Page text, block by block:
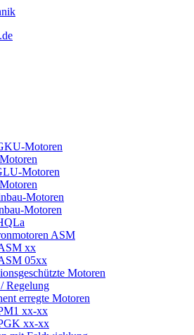
Motoren
Motoren
Motoren
Motoren
ASM
xx
05xx
Motoren
Regelung
erregte Motoren
xx-xx
xx-xx